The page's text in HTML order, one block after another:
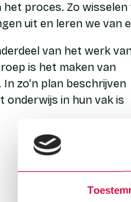
proces. Zo wisselen
uit en leren we van
van het werk
is het maken van
zo’n plan beschrijven
onderwijs in hun vak is